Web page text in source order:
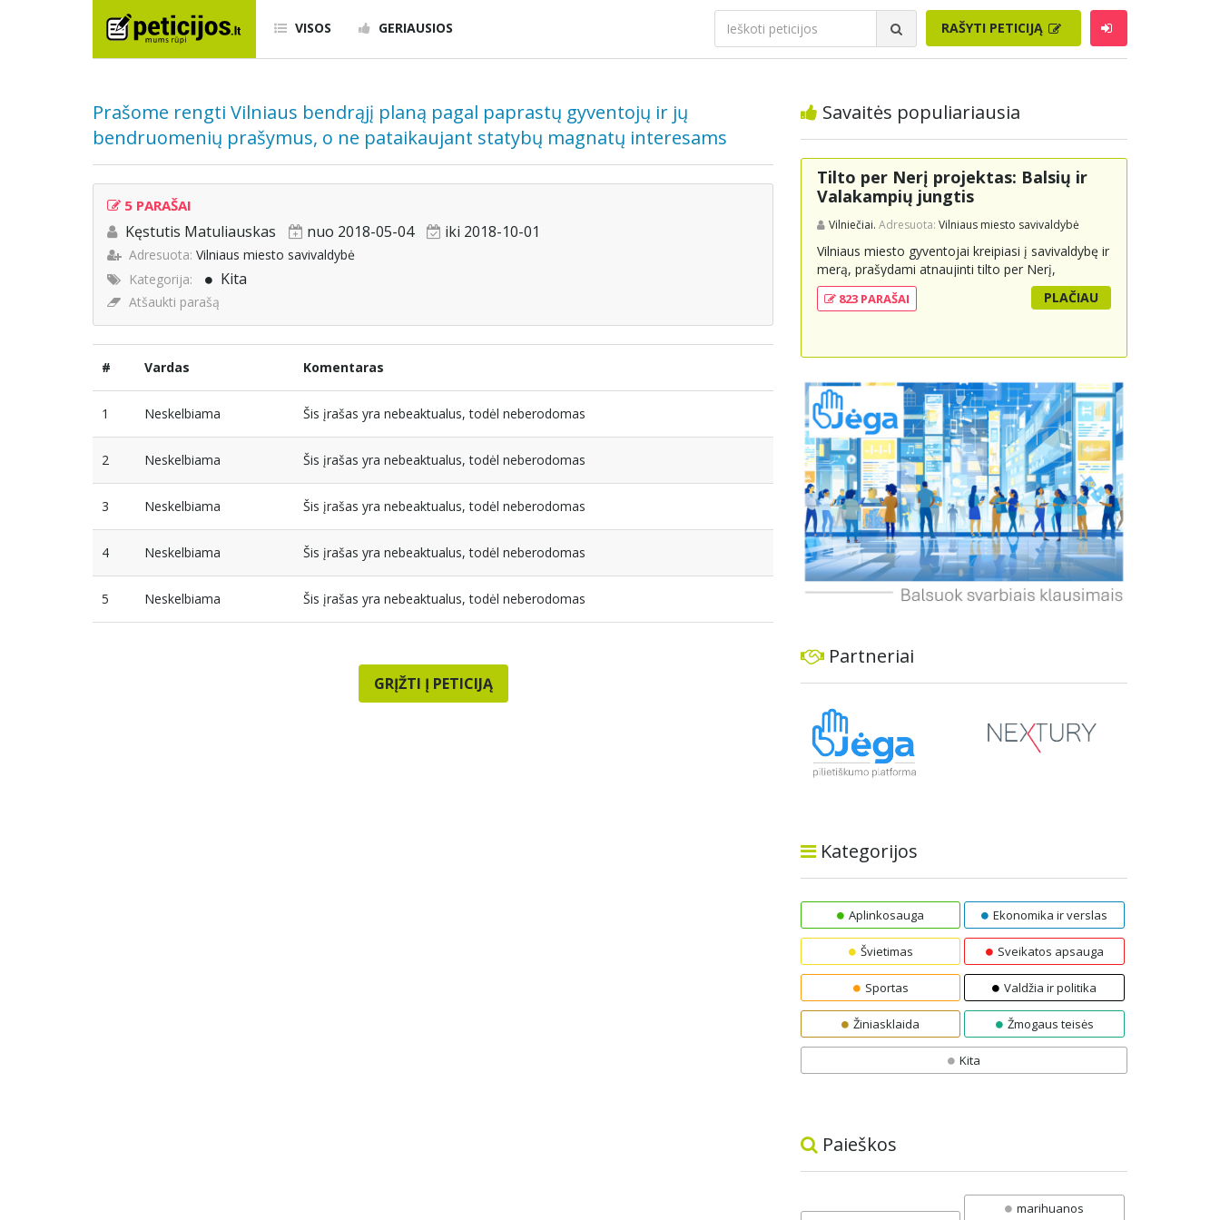
VISOS GERIAUSIOS RAŠYTI PETICIJĄ
Prašome rengti Vilniaus bendrąjį planą pagal paprastų gyventojų ir jų
bendruomenių prašymus, o ne pataikaujant statybų magnatų interesams
5 PARAŠAI
Kęstutis Matuliauskas nuo 2018-05-04 iki 2018-10-01
Adresuota: Vilniaus miesto savivaldybė
Kategorija:
Kita
Atšaukti parašą
# Vardas Komentaras
1 Neskelbiama Šis įrašas yra nebeaktualus, todėl neberodomas
2 Neskelbiama Šis įrašas yra nebeaktualus, todėl neberodomas
3 Neskelbiama Šis įrašas yra nebeaktualus, todėl neberodomas
4 Neskelbiama Šis įrašas yra nebeaktualus, todėl neberodomas
5 Neskelbiama Šis įrašas yra nebeaktualus, todėl neberodomas
GRĮŽTI Į PETICIJĄ
Savaitės populiariausia
Tilto per Nerį projektas: Balsių ir
Valakampių jungtis
Vilniečiai. Adresuota: Vilniaus miesto savivaldybė
Vilniaus miesto gyventojai kreipiasi į savivaldybę ir
merą, prašydami atnaujinti tilto per Nerį,
jungiančio Balsių ir Valakampių kryptis, projektą ir
įtraukti jį į miesto strateginius susisiekimo planus.
plėtrą bei darnų judumą, suteikdamas daugiau
susisiekimo galimybių tiek automobiliams, tiek
viešajam transportui, pėstiesiems ir
dviratininkams. Gyventojai ragina atlikti techninę,
ekonominę ir transporto analizę, organizuoti
viešas konsultacijas ir integruoti projektą į
ilgalaikius miesto planus, siekiant užtikrinti
transporto sistemos patikimumą ir prisitaikymą
prie sparčiai augančio miesto poreikių.
823 PARAŠAI PLAČIAU
Partneriai
Kategorijos
Aplinkosauga Ekonomika ir verslas
Švietimas Sveikatos apsauga
Sportas Valdžia ir politika
Žiniasklaida Žmogaus teisės
Kita
Paieškos
marihuanos